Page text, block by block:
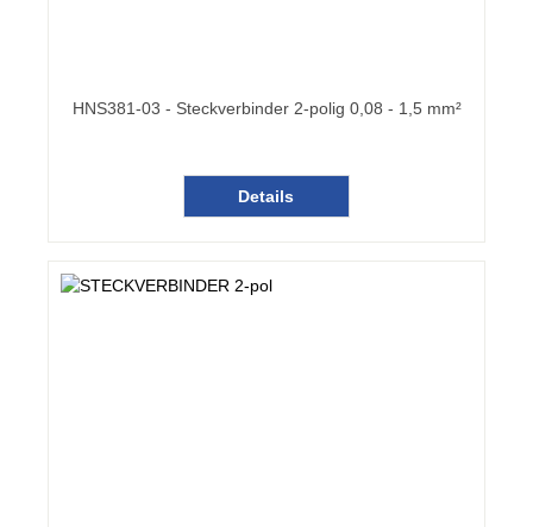
HNS381-03 - Steckverbinder 2-polig 0,08 - 1,5 mm²
Details